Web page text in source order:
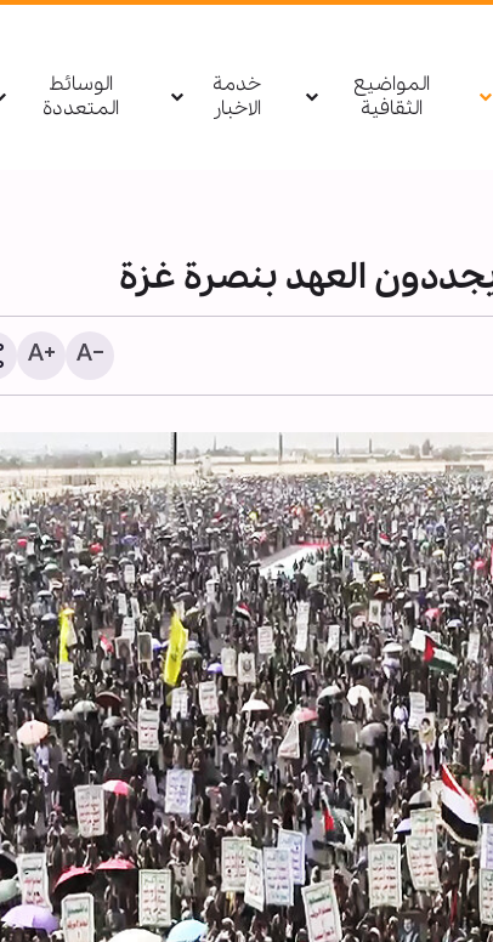
المواضيع
الثقافية
خدمة
الاخبار
الوسائط
المتعددة
ليس المال وحده.. ما
وراء مغادرة أهم